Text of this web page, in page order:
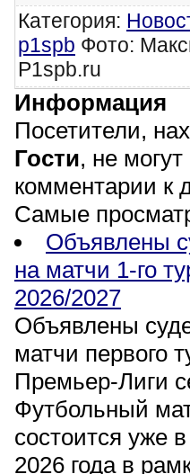
Категория:
p1spb Фото:
P1spb.ru
Информация
Посетители,
Гости, не
комментарии к
Самые
Объявлены
на матчи 1-го
2026/2027
Объявлены
матчи первого
Премьер-Лиги
Футбольный
состоится уже
2026 года в